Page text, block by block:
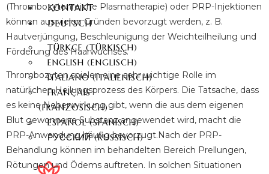
KONTAKT
DEUTSCH
TÜRKÇE(TÜRKISCH)
ENGLISH (ENGLISCH)
ITALIANO(ITALIENISCH)
FRANÇAIS
(FRANZÖSISCH)
ESPAÑOL(SPANISCH)
РУССКИЙ(RUSSISCH)
(Thrombozytenreiche Plasmatherapie) oder PRP-Injektionen
können aus vielen Gründen bevorzugt werden, z. B.
Hautverjüngung, Beschleunigung der Weichteilheilung und
Förderung des Haarwuchses.
Thrombozyten spielen eine sehr wichtige Rolle im
natürlichen Heilungsprozess des Körpers. Die Tatsache, dass
es keine Nebenwirkung gibt, wenn die aus dem eigenen
Blut gewonnene Substanz angewendet wird, macht die
PRP-Anwendung häufig bevorzugt.Nach der PRP-
Behandlung können im behandelten Bereich Prellungen,
Rötungen und Ödems auftreten. In solchen Situationen